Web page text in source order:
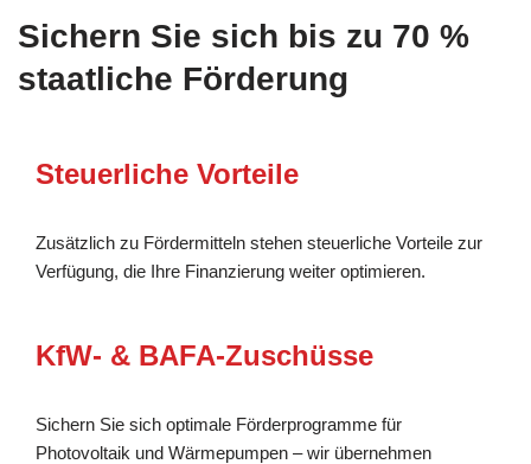
Sichern Sie sich bis zu 70 %
staatliche Förderung
Steuerliche Vorteile
Zusätzlich zu Fördermitteln stehen steuerliche Vorteile zur
Verfügung, die Ihre Finanzierung weiter optimieren.
KfW- & BAFA-Zuschüsse
Sichern Sie sich optimale Förderprogramme für
Photovoltaik und Wärmepumpen – wir übernehmen